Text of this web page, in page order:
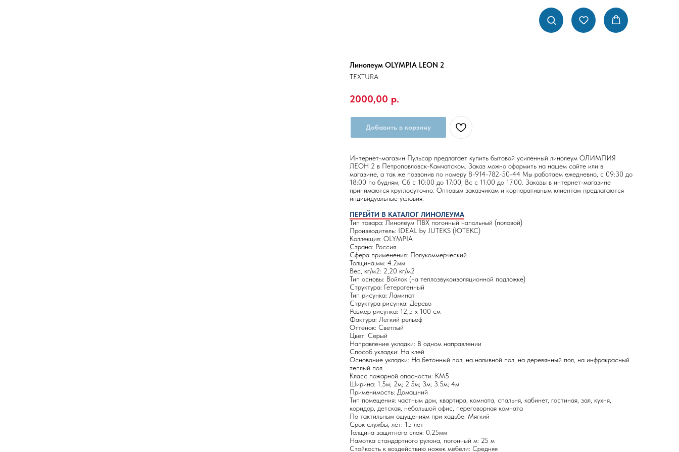
Линолеум OLYMPIA LEON 2
TEXTURA
2000,00 р.
Добавить в корзину
Интернет-магазин Пульсар предлагает купить бытовой усиленный линолеум ОЛИМПИЯ
ЛЕОН 2 в Петроповловск-Камчатском. Заказ можно оформить на нашем сайте или в
магазине, а так же позвонив по номеру 8-914-782-50-44 Мы работаем ежедневно, с 09:30 до
18:00 по будням, Сб с 10:00 до 17:00, Вс с 11:00 до 17:00. Заказы в интернет-магазине
принимаются круглосуточно. Оптовым заказчикам и корпоративным клиентам предлагаются
индивидуальные условия.
ПЕРЕЙТИ В КАТАЛОГ ЛИНОЛЕУМА
Тип товара: Линолеум ПВХ погонный напольный (половой)
Производитель: IDEAL by JUTEKS (ЮТЕКС)
Коллекция: OLYMPIA
Страна: Россия
Сфера применения: Полукоммерческий
Толщина,мм: 4.2мм
Вес, кг/м2: 2,20 кг/м2
Тип основы: Войлок (на теплозвукоизоляционной подложке)
Структура: Гетерогенный
Тип рисунка: Ламинат
Структура рисунка: Дерево
Размер рисунка: 12,5 х 100 см
Фактура: Легкий рельеф
Оттенок: Светлый
Цвет: Серый
Направление укладки: В одном направлении
Способ укладки: На клей
Основание укладки: На бетонный пол, на наливной пол, на деревянный пол, на инфракрасный
теплый пол
Класс пожарной опасности: КМ5
Ширина: 1.5м; 2м; 2.5м; 3м; 3.5м; 4м
Применимость: Домашний
Тип помещения: частным дом, квартира, комната, спальня, кабинет, гостиная, зал, кухня,
коридор, детская, небольшой офис, переговорная комната
По тактильным ощущениям при ходьбе: Мягкий
Срок службы, лет: 15 лет
Толщина защитного слоя: 0.25мм
Намотка стандартного рулона, погонный м: 25 м
Стойкость к воздействию ножек мебели: Средняя